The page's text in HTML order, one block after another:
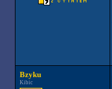
Bzyku
Kibic